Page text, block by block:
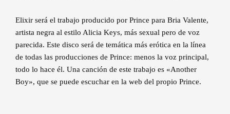
Elixir será el trabajo producido por Prince para Bria Valente,
artista negra al estilo Alicia Keys, más sexual pero de voz
parecida. Este disco será de temática más erótica en la línea
de todas las producciones de Prince: menos la voz principal,
todo lo hace él. Una canción de este trabajo es «Another
Boy», que se puede escuchar en la web del propio Prince.